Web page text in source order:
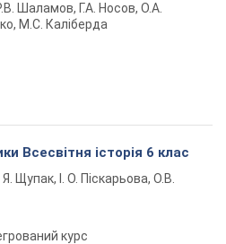
Шаламов, Г.А. Носов, О.А.
М.С. Каліберда
Всесвітня історія 6 клас
І. Я. Щупак, І. О. Піскарьова, О.В.
курс